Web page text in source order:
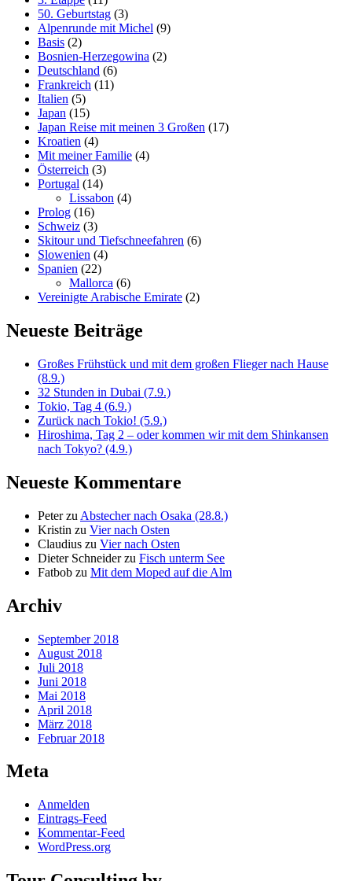
50. Geburtstag (3)
Alpenrunde mit Michel (9)
Basis (2)
Bosnien-Herzegowina (2)
Deutschland (6)
Frankreich (11)
Italien (5)
Japan (15)
Japan Reise mit meinen 3 Großen (17)
Kroatien (4)
Mit meiner Familie (4)
Österreich (3)
Portugal (14)
Lissabon (4)
Prolog (16)
Schweiz (3)
Skitour und Tiefschneefahren (6)
Slowenien (4)
Spanien (22)
Mallorca (6)
Vereinigte Arabische Emirate (2)
Neueste Beiträge
Großes Frühstück und mit dem großen Flieger nach Hause
(8.9.)
32 Stunden in Dubai (7.9.)
Tokio, Tag 4 (6.9.)
Zurück nach Tokio! (5.9.)
Hiroshima, Tag 2 – oder kommen wir mit dem Shinkansen
nach Tokyo? (4.9.)
Neueste Kommentare
Peterzu Abstecher nach Osaka (28.8.)
Kristin zu Vier nach Osten
Claudius zu Vier nach Osten
Dieter Schneiderzu Fisch unterm See
Fatbob zu Mit dem Moped auf die Alm
Archiv
September 2018
August 2018
Juli 2018
Juni 2018
Mai 2018
April 2018
März 2018
Februar 2018
Meta
Anmelden
Eintrags-Feed
Kommentar-Feed
WordPress.org